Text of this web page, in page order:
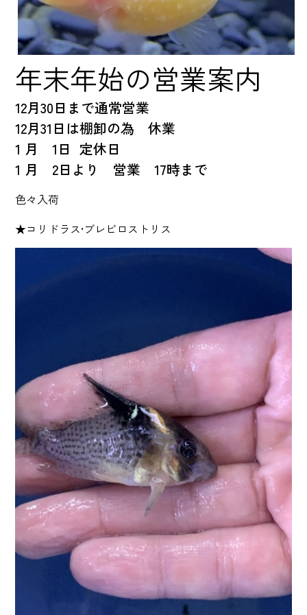
年末年始の営業案内
12月30日まで通常営業
12月31日は棚卸の為 休業
1 月 1日 定休日
1 月 2日より 営業 17時まで
色々入荷
★コリドラス•ブレビロストリス